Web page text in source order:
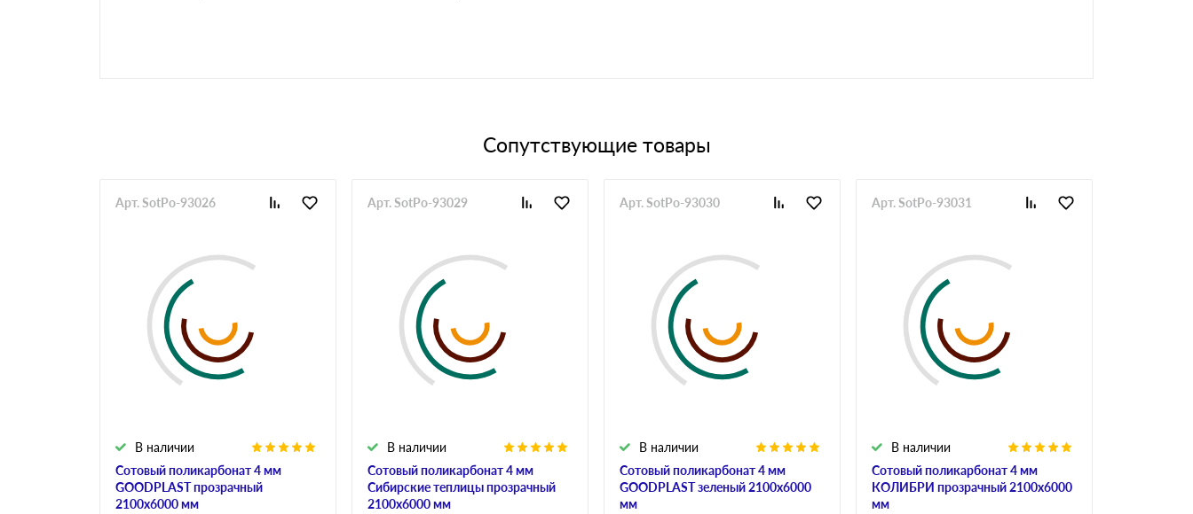
Сопутствующие товары
Сотовый поликарбонат 4 мм
GOODPLAST прозрачный
2100х6000 мм
В наличии
Арт. SotPo-93026
Сотовый поликарбонат 4 мм
Сибирские теплицы прозрачный
2100х6000 мм
В наличии
Арт. SotPo-93029
Сотовый поликарбонат 4 мм
GOODPLAST зеленый 2100х6000
мм
В наличии
Арт. SotPo-93030
Сотовый поликарбонат 4 мм
КОЛИБРИ прозрачный 2100х6000
мм
В наличии
Арт. SotPo-93031